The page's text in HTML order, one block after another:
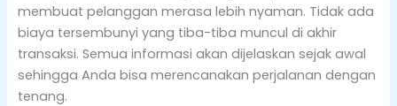
membuat pelanggan merasa lebih nyaman. Tidak ada
biaya tersembunyi yang tiba-tiba muncul di akhir
transaksi. Semua informasi akan dijelaskan sejak awal
sehingga Anda bisa merencanakan perjalanan dengan
tenang.